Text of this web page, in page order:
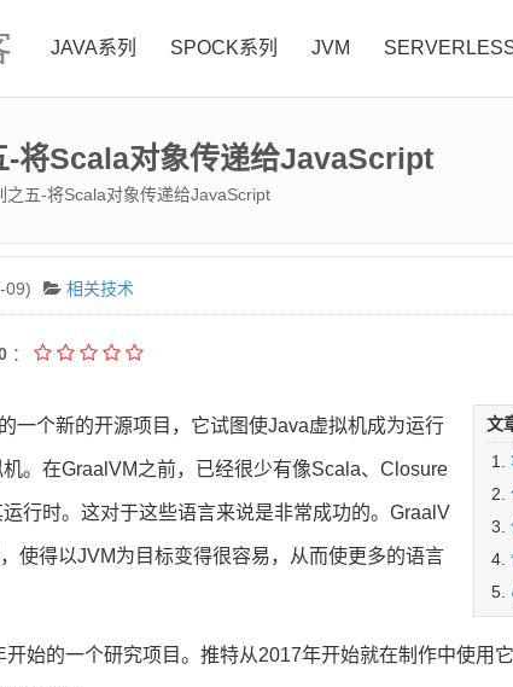
JAVA系列 SPOCK系列 JVM
-将Scala对象传递给JavaScript
之五-将Scala对象传递给JavaScript
09) 相关技术
：
文
一个新的开源项目，它试图使Java虚拟机成为运行
。在GraalVM之前，已经很少有像Scala、Closure
行时。这对于这些语言来说是非常成功的。GraalV
使得以JVM为目标变得很容易，从而使更多的语言
始的一个研究项目。推特从2017年开始就在制作中使用